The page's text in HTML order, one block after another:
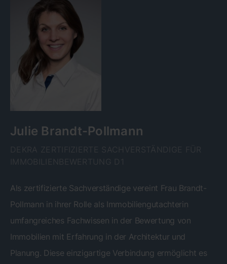
Julie Brandt-Pollmann
Als zertifizierte Sachverständige vereint Frau Brandt-
Pollmann in ihrer Rolle als Immobiliengutachterin
umfangreiches Fachwissen in der Bewertung von
Immobilien mit Erfahrung in der Architektur und
Planung. Diese einzigartige Verbindung ermöglicht es